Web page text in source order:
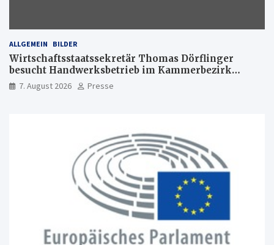
ALLGEMEIN BILDER
Wirtschaftsstaatssekretär Thomas Dörflinger
besucht Handwerksbetrieb im Kammerbezirk
Freiburg
7. August 2026 Presse